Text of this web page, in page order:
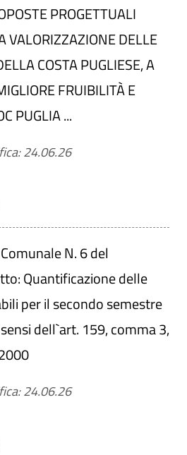
CERCA
PULISCI
PROGETTUALI
VALORIZZAZIONE DELLE
COSTA PUGLIESE, A
FRUIBILITÀ E
PUGLIA ...
24.06.26
N. 6 del
Quantificazione delle
per il secondo semestre
dell`art. 159, comma 3,
24.06.26